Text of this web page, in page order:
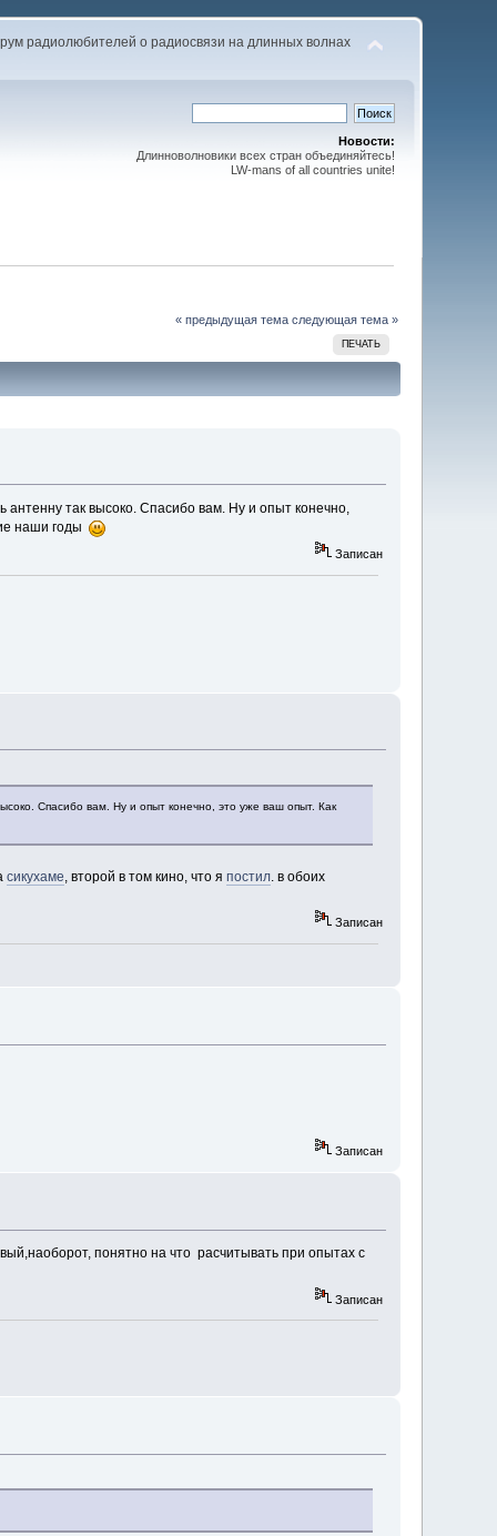
радиолюбителей о радиосвязи на длинных волнах
Новости:
Длинноволновики всех стран объединяйтесь!
LW-mans of all countries unite!
« предыдущая тема следующая тема »
ПЕЧАТЬ
антенну так высоко. Спасибо вам. Ну и опыт конечно,
наши годы
Записан
Спасибо вам. Ну и опыт конечно, это уже ваш опыт. Как
сикухаме, второй в том кино, что я постил. в обоих
Записан
Записан
понятно на что расчитывать при опытах с
Записан